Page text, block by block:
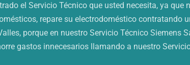
el Servicio Técnico que usted necesita, ya
repare su electrodoméstico contratando
porque en nuestro Servicio Técnico Siemens
gastos innecesarios llamando a nuestro